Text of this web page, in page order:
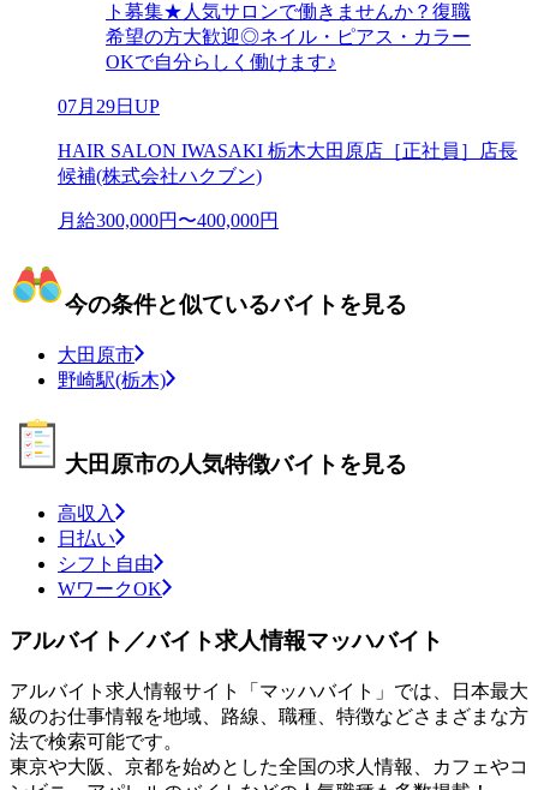
ト募集★人気サロンで働きませんか？復職
希望の方大歓迎◎ネイル・ピアス・カラー
OKで自分らしく働けます♪
07月29日UP
HAIR SALON IWASAKI 栃木大田原店［正社員］店長
候補(株式会社ハクブン)
月給300,000円〜400,000円
今の条件と似ているバイトを見る
大田原市
野崎駅(栃木)
大田原市の人気特徴バイトを見る
高収入
日払い
シフト自由
WワークOK
アルバイト／バイト求人情報マッハバイト
アルバイト求人情報サイト「マッハバイト」では、日本最大
級のお仕事情報を地域、路線、職種、特徴などさまざまな方
法で検索可能です。
東京や大阪、京都を始めとした全国の求人情報、カフェやコ